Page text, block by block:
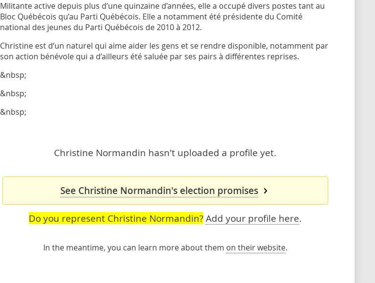
Militante active depuis plus d’une quinzaine d’années, elle a occupé divers postes tant au
Bloc Québécois qu’au Parti Québécois. Elle a notamment été présidente du Comité
national des jeunes du Parti Québécois de 2010 à 2012.
Christine est d’un naturel qui aime aider les gens et se rendre disponible, notamment par
son action bénévole qui a d’ailleurs été saluée par ses pairs à différentes reprises.
&nbsp;
&nbsp;
&nbsp;
Christine Normandin hasn't uploaded a profile yet.
See Christine Normandin's election promises
Do you represent Christine Normandin? Add your profile here.
In the meantime, you can learn more about them on their website.